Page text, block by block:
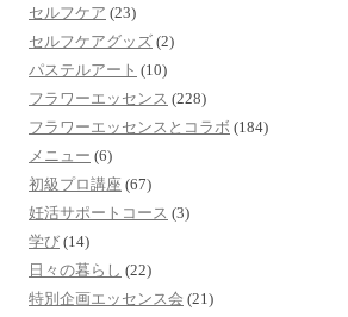
セルフケア (23)
セルフケアグッズ (2)
パステルアート (10)
フラワーエッセンス (228)
フラワーエッセンスとコラボ (184)
メニュー (6)
初級プロ講座 (67)
妊活サポートコース (3)
学び (14)
日々の暮らし (22)
特別企画エッセンス会 (21)